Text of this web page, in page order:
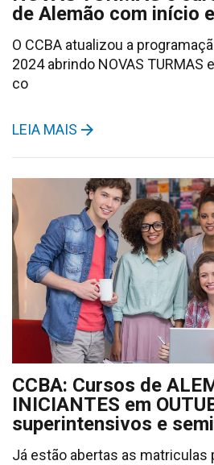
de Alemão com início
O CCBA atualizou a
2024 abrindo NOVAS TURMAS
co
LEIA MAIS
CCBA: Cursos de
INICIANTES em
superintensivos e
Já estão abertas as matriculas